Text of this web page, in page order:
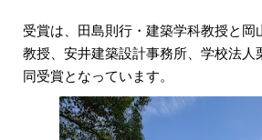
受賞は、田島則行・建築学科教授と岡
教授、安井建築設計事務所、学校法人
同受賞となっています。